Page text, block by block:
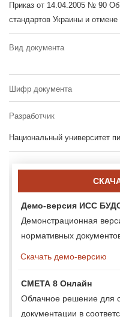
Приказ от 14.04.2005 № 90
стандартов Украины и
Вид документа
Шифр документа
Разработчик
Национальный университет
Демо-версия ИСС
Демонстрационная
нормативных
Скачать демо-версию
СМЕТА 8 Онлайн
Облачное решение для
документации в